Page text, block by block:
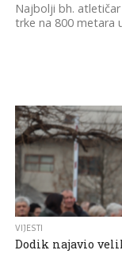
Najbolji bh.
trke na 800 metara
VIJESTI
Dodik najavio